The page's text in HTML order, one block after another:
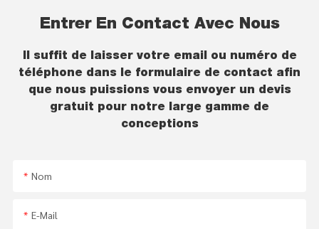
Entrer En Contact Avec Nous
Il suffit de laisser votre email ou numéro de
téléphone dans le formulaire de contact afin
que nous puissions vous envoyer un devis
gratuit pour notre large gamme de
conceptions
Nom
E-Mail